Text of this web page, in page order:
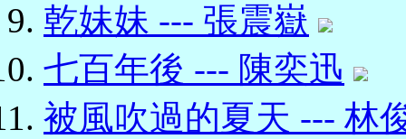
乾妹妹 --- 張震嶽
七百年後 --- 陳奕迅
被風吹過的夏天 --- 林